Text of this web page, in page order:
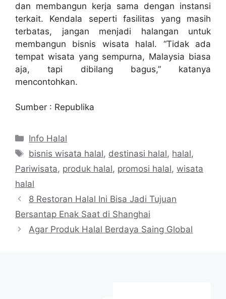
dan membangun kerja sama dengan instansi
terkait. Kendala seperti fasilitas yang masih
terbatas, jangan menjadi halangan untuk
membangun bisnis wisata halal. “Tidak ada
tempat wisata yang sempurna, Malaysia biasa
aja, tapi dibilang bagus,” katanya
mencontohkan.
Sumber : Republika
Kategori
Info Halal
Tag
bisnis wisata halal, destinasi halal, halal,
Pariwisata, produk halal, promosi halal, wisata
halal
8 Restoran Halal Ini Bisa Jadi Tujuan
Bersantap Enak Saat di Shanghai
Agar Produk Halal Berdaya Saing Global